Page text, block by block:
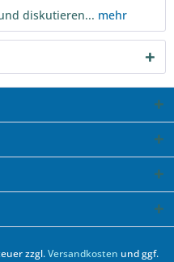
diskutieren... mehr
zzgl.Versandkosten und ggf.